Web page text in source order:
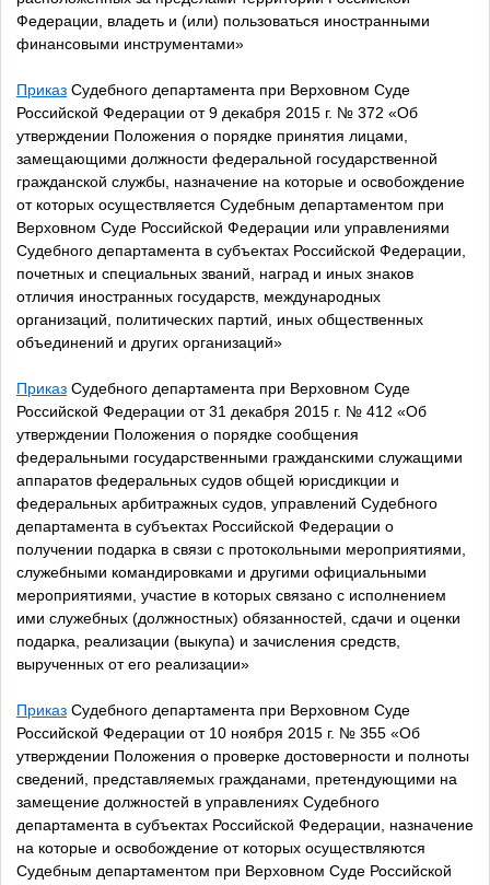
Федерации, владеть и (или) пользоваться иностранными
финансовыми инструментами»
Приказ Судебного департамента при Верховном Суде
Российской Федерации от 9 декабря 2015 г. № 372 «Об
утверждении Положения о порядке принятия лицами,
замещающими должности федеральной государственной
гражданской службы, назначение на которые и освобождение
от которых осуществляется Судебным департаментом при
Верховном Суде Российской Федерации или управлениями
Судебного департамента в субъектах Российской Федерации,
почетных и специальных званий, наград и иных знаков
отличия иностранных государств, международных
организаций, политических партий, иных общественных
объединений и других организаций»
Приказ Судебного департамента при Верховном Суде
Российской Федерации от 31 декабря 2015 г. № 412 «Об
утверждении Положения о порядке сообщения
федеральными государственными гражданскими служащими
аппаратов федеральных судов общей юрисдикции и
федеральных арбитражных судов, управлений Судебного
департамента в субъектах Российской Федерации о
получении подарка в связи с протокольными мероприятиями,
служебными командировками и другими официальными
мероприятиями, участие в которых связано с исполнением
ими служебных (должностных) обязанностей, сдачи и оценки
подарка, реализации (выкупа) и зачисления средств,
вырученных от его реализации»
Приказ Судебного департамента при Верховном Суде
Российской Федерации от 10 ноября 2015 г. № 355 «Об
утверждении Положения о проверке достоверности и полноты
сведений, представляемых гражданами, претендующими на
замещение должностей в управлениях Судебного
департамента в субъектах Российской Федерации, назначение
на которые и освобождение от которых осуществляются
Судебным департаментом при Верховном Суде Российской